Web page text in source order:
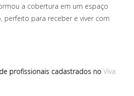
a cobertura em um espaço
perfeito para receber e viver com
profissionais cadastrados no Viva